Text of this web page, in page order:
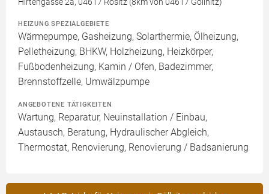
Hirtengasse 2a, 04617 Rositz (8km von 04617 Göllnitz)
HEIZUNG SPEZIALGEBIETE
Wärmepumpe, Gasheizung, Solarthermie, Ölheizung,
Pelletheizung, BHKW, Holzheizung, Heizkörper,
Fußbodenheizung, Kamin / Ofen, Badezimmer,
Brennstoffzelle, Umwälzpumpe
ANGEBOTENE TÄTIGKEITEN
Wartung, Reparatur, Neuinstallation / Einbau,
Austausch, Beratung, Hydraulischer Abgleich,
Thermostat, Renovierung, Renovierung / Badsanierung